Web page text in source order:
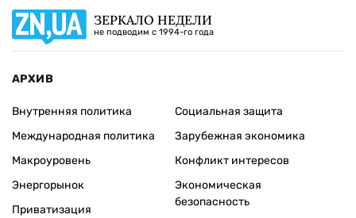
ЗЕРКАЛО НЕДЕЛИ
не подводим с 1994-го года
АРХИВ
Внутренняя политика
Международная политика
Макроуровень
Энергорынок
Приватизация
Социальная защита
Зарубежная экономика
Конфликт интересов
Экономическая
безопасность